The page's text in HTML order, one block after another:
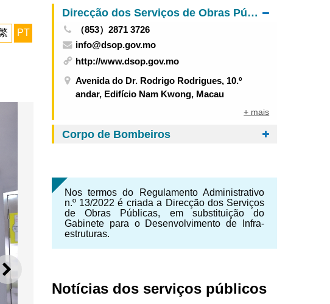
PT
SEGUINTE
Direcção dos Serviços de Obras Públicas
（853）2871 3726
info@dsop.gov.mo
http://www.dsop.gov.mo
Avenida do Dr. Rodrigo Rodrigues, 10.º
andar, Edifício Nam Kwong, Macau
+ mais
Corpo de Bombeiros
Nos termos do Regulamento Administrativo
n.º 13/2022 é criada a Direcção dos Serviços
de Obras Públicas, em substituição do
Gabinete para o Desenvolvimento de Infra-
estruturas.
Notícias dos serviços públicos